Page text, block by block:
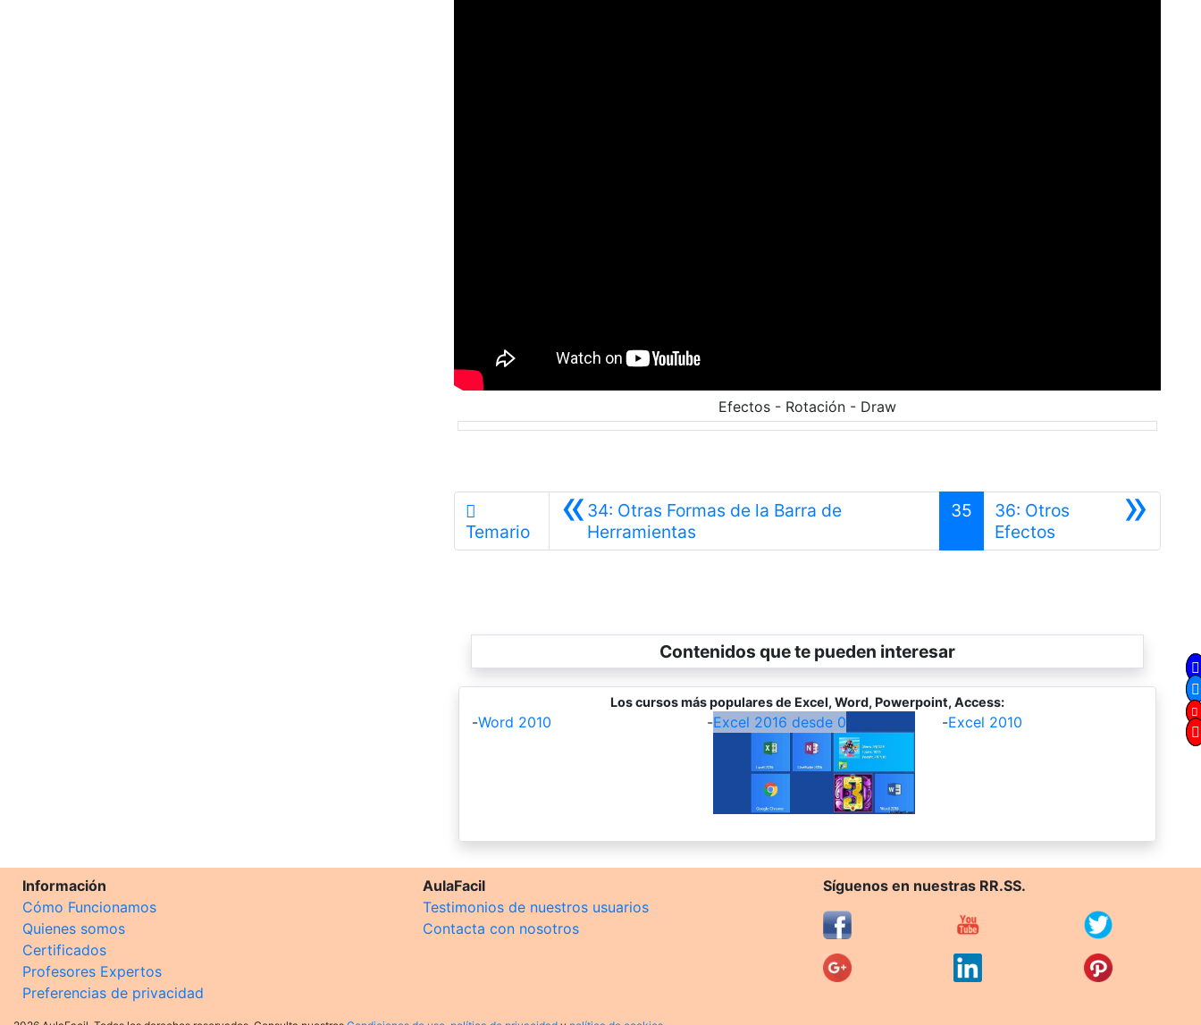
Efectos - Rotación - Draw
Temario «34: Otras Formas de la Barra de
Herramientas
35 »
36: Otros
EfectosSiguiente
Contenidos que te pueden interesar
Los cursos más populares de Excel, Word, Powerpoint, Access:
-Word 2010 -Excel 2016 desde 0 -Excel 2010
Información
Cómo Funcionamos
Quienes somos
Certificados
Profesores Expertos
Preferencias de privacidad
AulaFacil
Testimonios de nuestros usuarios
Contacta con nosotros
Síguenos en nuestras RR.SS.